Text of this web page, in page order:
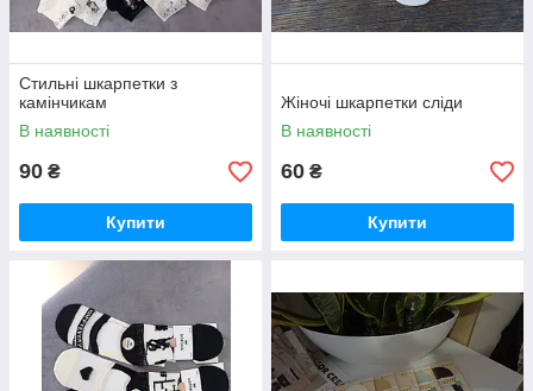
Стильні шкарпетки з
камінчикам
В наявності
90 ₴
Купити
Жіночі шкарпетки сліди
В наявності
60 ₴
Купити